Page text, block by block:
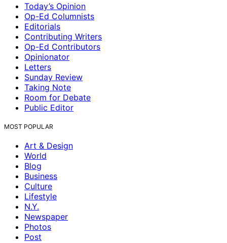
Today’s Opinion
Op-Ed Columnists
Editorials
Contributing Writers
Op-Ed Contributors
Opinionator
Letters
Sunday Review
Taking Note
Room for Debate
Public Editor
MOST POPULAR
Art & Design
World
Blog
Business
Culture
Lifestyle
N.Y.
Newspaper
Photos
Post